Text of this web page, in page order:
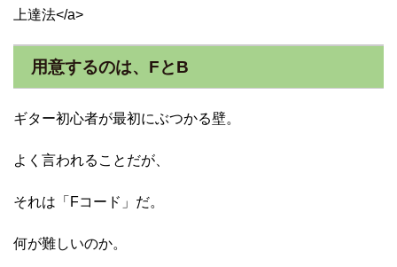
上達法</a>
用意するのは、FとB
ギター初心者が最初にぶつかる壁。
よく言われることだが、
それは「Fコード」だ。
何が難しいのか。